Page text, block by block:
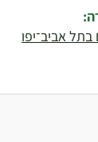
אביב־יפו